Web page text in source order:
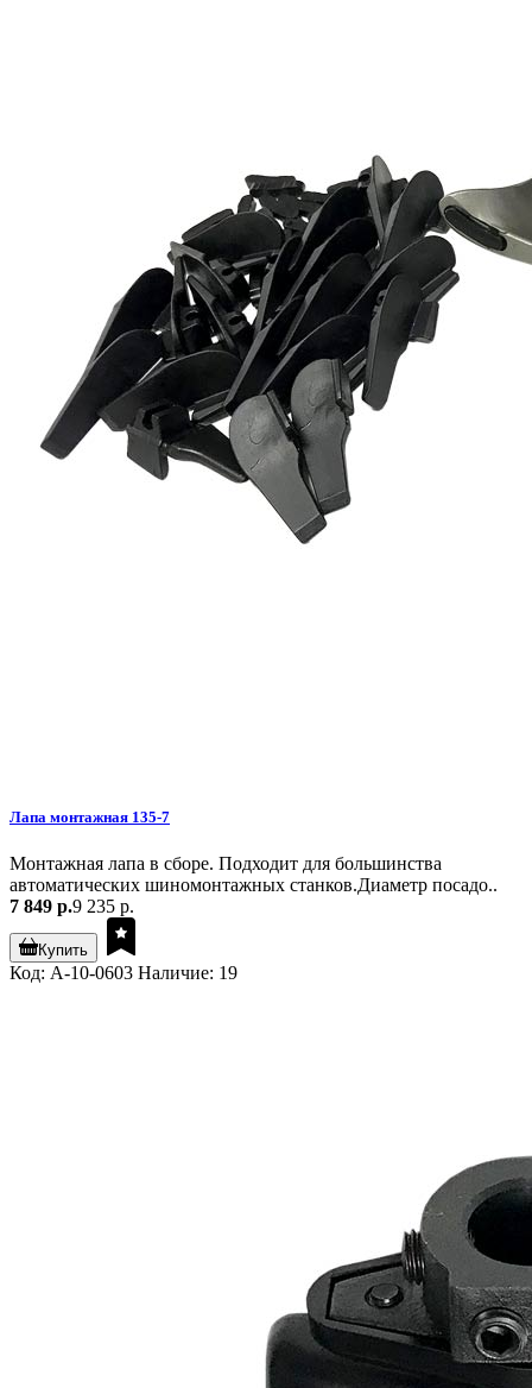
Лапа монтажная 135-7
Монтажная лапа в сборе. Подходит для большинства
автоматических шиномонтажных станков.Диаметр посадо..
7 849 р.9 235 р.
Купить
Код: A-10-0603 Наличие: 19